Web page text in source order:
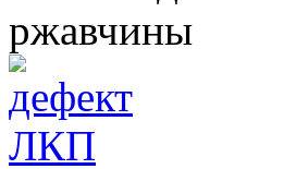
ржавчины